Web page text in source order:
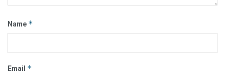
Name *
Email *